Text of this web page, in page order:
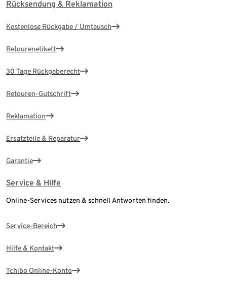
Rücksendung & Reklamation
Kostenlose Rückgabe / Umtausch
Retourenetikett
30 Tage Rückgaberecht
Retouren-Gutschrift
Reklamation
Ersatzteile & Reparatur
Garantie
Service & Hilfe
Online-Services nutzen & schnell Antworten finden.
Service-Bereich
Hilfe & Kontakt
Tchibo Online-Konto